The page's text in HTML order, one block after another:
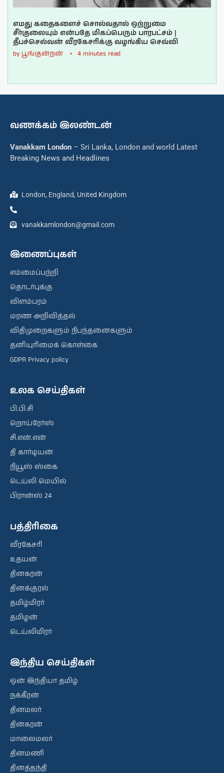
எமது கதைகளைச் சொல்வதால் ஒற்றுமை
சீர்குலையும் என்பதே மிகப்பெரும் பாரபட்சம் |
தீபச்செல்வன் வீரகேசரிக்கு வழங்கிய செவ்வி
by பூங்குன்றன் 4 minutes read
வணக்கம் இலண்டன்
Vanakkam London – Sri Lanka, London and world Latest
Breaking News and Headlines
London, England, United Kingdom
vanakkamlondon@gmail.com
இணைப்புகள்
எம்மைப்பற்றி
தொடர்புக்கு
விளம்பரம்
மரண அறிவித்தல்
விதிமுறைகளும் நிபந்தனைகளும்
தனியுரிமைக் கொள்கை
GDPR Privacy policy
உலக செய்திகள்
பி.பி.சி
றொய்ரேர்ஸ்
சி.என்.என்
தி கார்டியன்
நியூஸ் ஸ்கை
டெய்லி மெயில்
பிரான்ஸ் 24
பத்திரிகை
வீரகேசரி
உதயன்
தினகரன்
தினக்குரல்
தமிழ்மிரர்
தமிழன்
டெய்லிமிரர்
இந்திய செய்திகள்
ஒன் இந்தியா தமிழ்
நக்கீரன்
தினமலர்
தினகரன்
மாலைமலர்
தினமணி
தினத்தந்தி